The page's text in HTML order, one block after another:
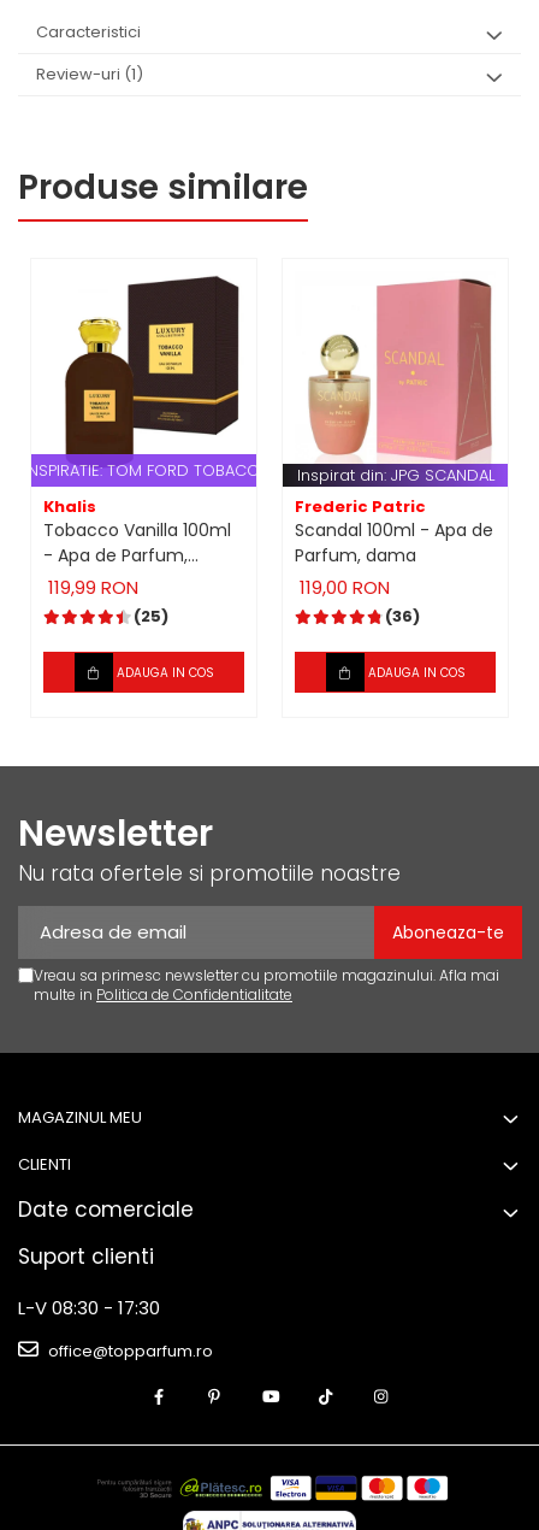
Caracteristici
Review-uri (1)
Produse similare
INSPIRATIE: TOM FORD TOBACCO VANILLE
Khalis
Tobacco Vanilla 100ml
- Apa de Parfum,
unisex
119,99 RON
(25)
ADAUGA IN COS
Inspirat din: JPG SCANDAL
Frederic Patric
Scandal 100ml - Apa de
Parfum, dama
119,00 RON
(36)
ADAUGA IN COS
Newsletter
Nu rata ofertele si promotiile noastre
Vreau sa primesc newsletter cu promotiile magazinului. Afla mai
multe in Politica de Confidentialitate
MAGAZINUL MEU
CLIENTI
Date comerciale
Suport clienti
L-V 08:30 - 17:30
office@topparfum.ro